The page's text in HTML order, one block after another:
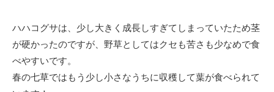
ハハコグサは、少し大きく成長しすぎてしまっていたため茎
が硬かったのですが、野草としてはクセも苦さも少なめで食
べやすいです。
春の七草ではもう少し小さなうちに収穫して葉が食べられて